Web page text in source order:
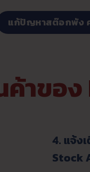
แก้ปัญหาสต๊อกพัง
าขอ
4. แจ้ง
Stock